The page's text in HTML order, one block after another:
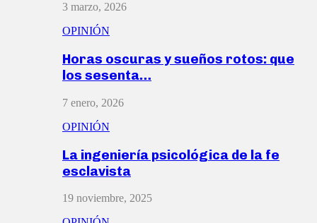
3 marzo, 2026
OPINIÓN
Horas oscuras y sueños rotos: que
los sesenta…
7 enero, 2026
OPINIÓN
La ingeniería psicológica de la fe
esclavista
19 noviembre, 2025